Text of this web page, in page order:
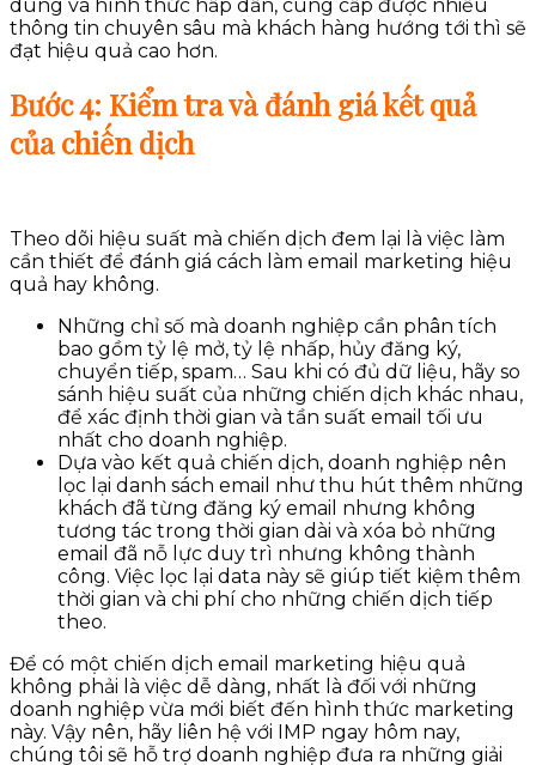
dung và hình thức hấp dẫn, cung cấp được nhiều
thông tin chuyên sâu mà khách hàng hướng tới thì sẽ
đạt hiệu quả cao hơn.
Bước 4: Kiểm tra và đánh giá kết quả
của chiến dịch
Theo dõi hiệu suất mà chiến dịch đem lại là việc làm
cần thiết để đánh giá cách làm email marketing hiệu
quả hay không.
Những chỉ số mà doanh nghiệp cần phân tích
bao gồm tỷ lệ mở, tỷ lệ nhấp, hủy đăng ký,
chuyển tiếp, spam… Sau khi có đủ dữ liệu, hãy so
sánh hiệu suất của những chiến dịch khác nhau,
để xác định thời gian và tần suất email tối ưu
nhất cho doanh nghiệp.
Dựa vào kết quả chiến dịch, doanh nghiệp nên
lọc lại danh sách email như thu hút thêm những
khách đã từng đăng ký email nhưng không
tương tác trong thời gian dài và xóa bỏ những
email đã nỗ lực duy trì nhưng không thành
công. Việc lọc lại data này sẽ giúp tiết kiệm thêm
thời gian và chi phí cho những chiến dịch tiếp
theo.
Để có một chiến dịch email marketing hiệu quả
không phải là việc dễ dàng, nhất là đối với những
doanh nghiệp vừa mới biết đến hình thức marketing
này. Vậy nên, hãy liên hệ với IMP ngay hôm nay,
chúng tôi sẽ hỗ trợ doanh nghiệp đưa ra những giải